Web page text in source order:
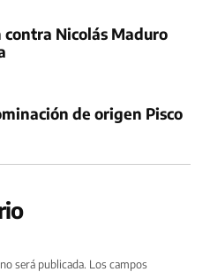
Nicolás Maduro
de origen Pisco
será publicada. Los campos